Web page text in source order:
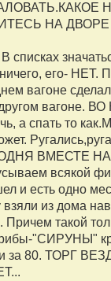
НА ДВОРЕ
списках
его- НЕТ.
вагоне
вагоне.
а спать то
ВМЕСТЕ
всякой
и есть одно
из дома
Причем такой
"СИРУНЫ"
за 80. ТОРГ